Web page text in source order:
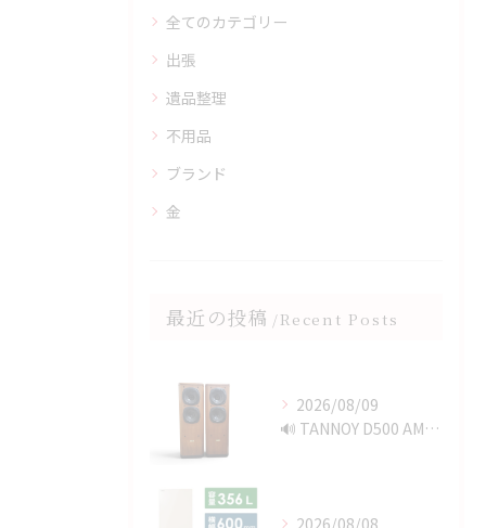
全てのカテゴリー
出張
遺品整理
不用品
ブランド
金
最近の投稿 Recent Posts
2026/08/09
🔊 TANNOY D500 AMERICAN CHERRYを...
2026/08/08